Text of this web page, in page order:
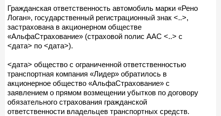
Гражданская ответственность автомобиль марки «Рено
Логан», государственный регистрационный знак <..>,
застрахована в акционерном обществе
«АльфаСтрахование» (страховой полис ААС <..> с
<дата> по <дата>).
<дата> общество с ограниченной ответственностью
транспортная компания «Лидер» обратилось в
акционерное общество «АльфаСтрахование» с
заявлением о прямом возмещении убытков по договору
обязательного страхования гражданской
ответственности владельцев транспортных средств.